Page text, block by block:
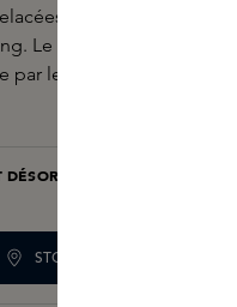
avec un accord
Le précieux bois de
par les fèves tonka du
DÉSORMAIS DISPONIBLE
STOCK DE LA BOUTIQUE